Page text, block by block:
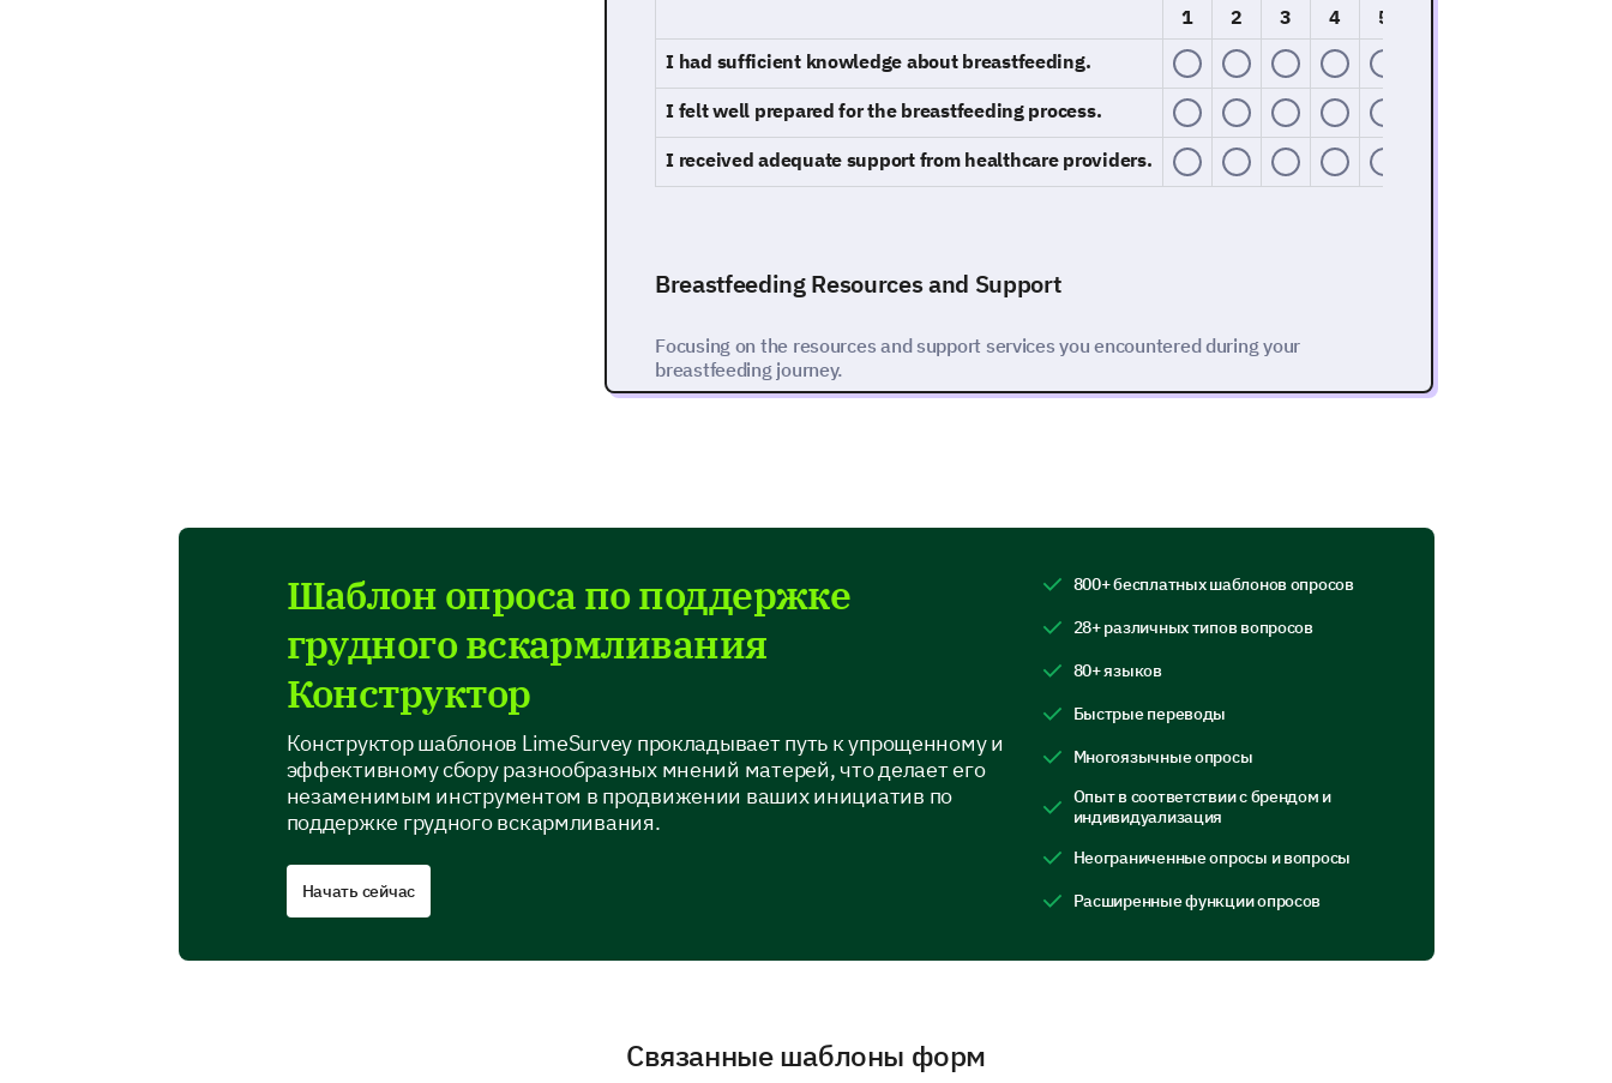
1 2 3 4
5
I had sufficient knowledge about breastfeeding.
I felt well prepared for the breastfeeding process.
I received adequate support from healthcare providers.
Breastfeeding Resources and Support
Focusing on the resources and support services you encountered during your
breastfeeding journey.
Online Resources
(websites, articles,
Support Groups
resources
Шаблон опроса по поддержке
грудного вскармливания
Конструктор
Конструктор шаблонов LimeSurvey прокладывает путь к упрощенному и
эффективному сбору разнообразных мнений матерей, что делает его
незаменимым инструментом в продвижении ваших инициатив по
поддержке грудного вскармливания.
Начать сейчас
800+ бесплатных шаблонов опросов
28+ различных типов вопросов
80+ языков
Быстрые переводы
Многоязычные опросы
Опыт в соответствии с брендом и
индивидуализация
Неограниченные опросы и вопросы
Расширенные функции опросов
Связанные шаблоны форм